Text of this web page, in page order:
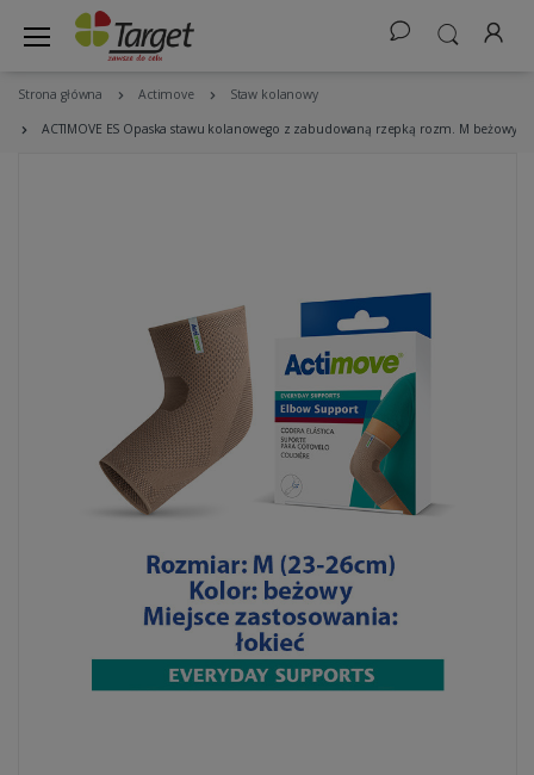
Strona główna Actimove Staw kolanowy
ACTIMOVE ES Opaska stawu kolanowego z zabudowaną rzepką rozm. M beżowy